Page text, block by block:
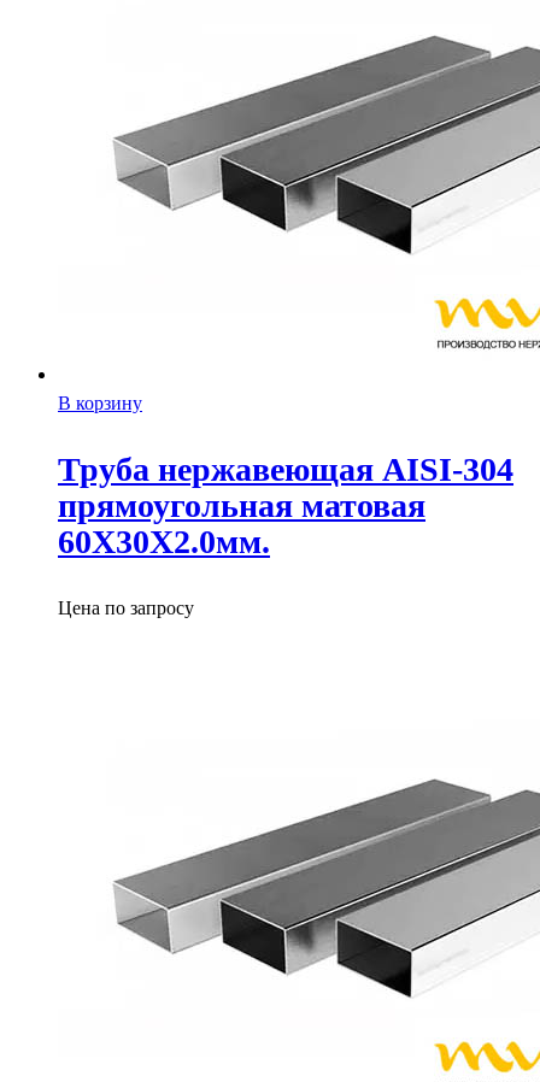
В корзину
Труба нержавеющая AISI-304
прямоугольная матовая
60X30X2.0мм.
Цена по запросу